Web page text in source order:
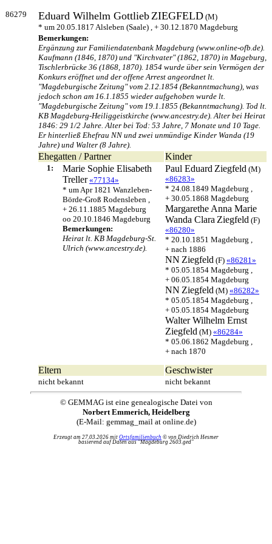
86279 Eduard Wilhelm GottliebZIEGFELD (M)
* um 20.05.1817 Alsleben (Saale) , + 30.12.1870 Magdeburg
Bemerkungen:
Ergänzung zur Familiendatenbank Magdeburg (www.online-ofb.de).
Kaufmann (1846, 1870) und "Kirchvater" (1862, 1870) in Mageburg,
Tischlerbrücke 36 (1868, 1870). 1854 wurde über sein Vermögen der
Konkurs eröffnet und der offene Arrest angeordnet lt.
"Magdeburgische Zeitung" vom 2.12.1854 (Bekanntmachung), was
jedoch schon am 16.1.1855 wieder aufgehoben wurde lt.
"Magdeburgische Zeitung" vom 19.1.1855 (Bekanntmachung). Tod lt.
KB Magdeburg-Heiliggeistkirche (www.ancestry.de). Alter bei Heirat
1846: 29 1/2 Jahre. Alter bei Tod: 53 Jahre, 7 Monate und 10 Tage.
Er hinterließ Ehefrau NN und zwei unmündige Kinder Wanda (19
Jahre) und Walter (8 Jahre).
Ehegatten / Partner Kinder
1:
Marie Sophie Elisabeth
Treller «77134»
* um Apr 1821 Wanzleben-
Börde-Groß Rodensleben ,
+ 26.11.1885 Magdeburg
oo 20.10.1846 Magdeburg
Bemerkungen:
Heirat lt. KB Magdeburg-St.
Ulrich (www.ancestry.de).
Paul Eduard Ziegfeld (M)
«86283»
* 24.08.1849 Magdeburg ,
+ 30.05.1868 Magdeburg
Margarethe Anna Marie
Wanda Clara Ziegfeld (F)
«86280»
* 20.10.1851 Magdeburg ,
+ nach 1886
NN Ziegfeld (F) «86281»
* 05.05.1854 Magdeburg ,
+ 06.05.1854 Magdeburg
NN Ziegfeld (M) «86282»
* 05.05.1854 Magdeburg ,
+ 05.05.1854 Magdeburg
Walter Wilhelm Ernst
Ziegfeld (M) «86284»
* 05.06.1862 Magdeburg ,
+ nach 1870
Eltern Geschwister
nicht bekannt nicht bekannt
© GEMMAG ist eine genealogische Datei von
Norbert Emmerich, Heidelberg
(E-Mail: gemmag_mail at online.de)
Erzeugt am 27.03.2026 mit Ortsfamilienbuch © von Diedrich Hesmer
basierend auf Daten aus "Magdeburg 2603.ged"